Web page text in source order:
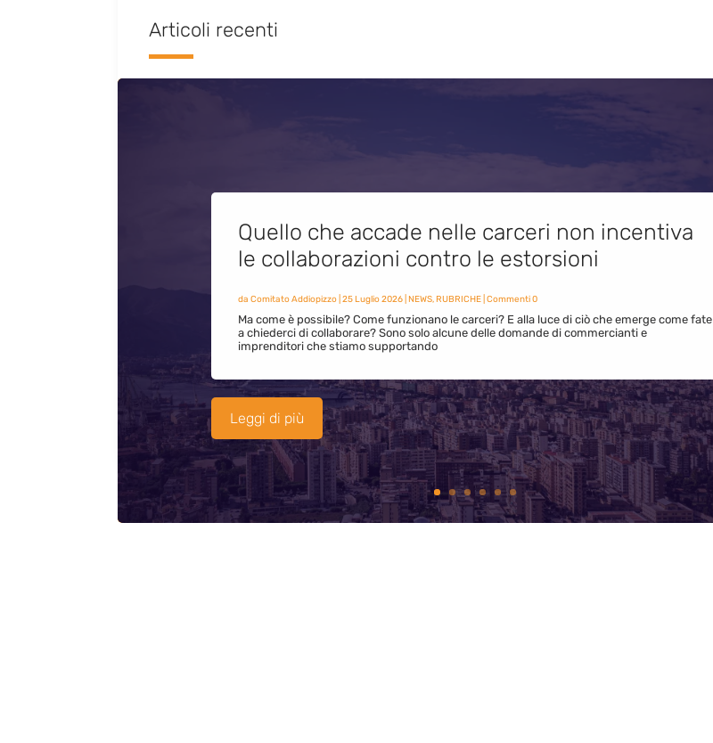
Articoli recenti
Quello che accade nelle carceri non incentiva
le collaborazioni contro le estorsioni
da Comitato Addiopizzo| 25 Luglio 2026| NEWS,RUBRICHE| Commenti 0
Ma come è possibile? Come funzionano le carceri? E alla luce di ciò che emerge come fate
a chiederci di collaborare? Sono solo alcune delle domande di commercianti e
imprenditori che stiamo supportando
Leggi di più